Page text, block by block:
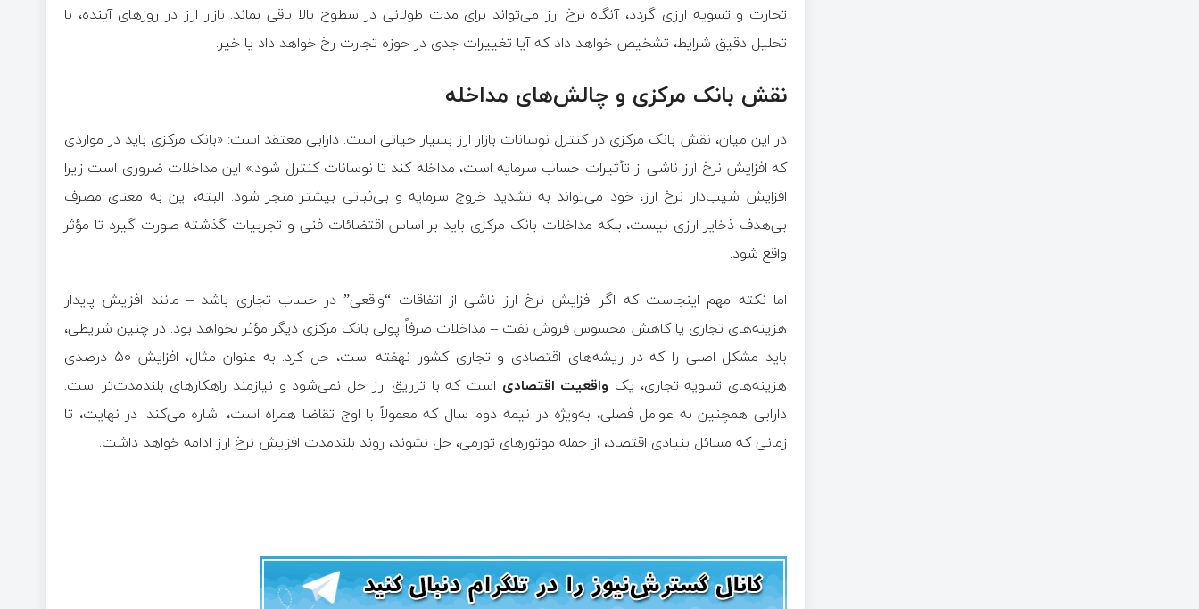
تجارت و تسویه ارزی گردد، آنگاه نرخ ارز می‌تواند برای مدت طولانی در سطوح بالا باقی بماند. بازار ارز در روزهای آینده، با
تحلیل دقیق شرایط، تشخیص خواهد داد که آیا تغییرات جدی در حوزه تجارت رخ خواهد داد یا خیر.
نقش بانک مرکزی و چالش‌های مداخله
در این میان، نقش بانک مرکزی در کنترل نوسانات بازار ارز بسیار حیاتی است. دارابی معتقد است: «بانک مرکزی باید در مواردی
که افزایش نرخ ارز ناشی از تأثیرات حساب سرمایه است، مداخله کند تا نوسانات کنترل شود.» این مداخلات ضروری است زیرا
افزایش شیب‌دار نرخ ارز، خود می‌تواند به تشدید خروج سرمایه و بی‌ثباتی بیشتر منجر شود. البته، این به معنای مصرف
بی‌هدف ذخایر ارزی نیست، بلکه مداخلات بانک مرکزی باید بر اساس اقتضائات فنی و تجربیات گذشته صورت گیرد تا مؤثر
واقع شود.
اما نکته مهم اینجاست که اگر افزایش نرخ ارز ناشی از اتفاقات “واقعی” در حساب تجاری باشد – مانند افزایش پایدار
هزینه‌های تجاری یا کاهش محسوس فروش نفت – مداخلات صرفاً پولی بانک مرکزی دیگر مؤثر نخواهد بود. در چنین شرایطی،
باید مشکل اصلی را که در ریشه‌های اقتصادی و تجاری کشور نهفته است، حل کرد. به عنوان مثال، افزایش ۵۰ درصدی
هزینه‌های تسویه تجاری، یک واقعیت اقتصادی است که با تزریق ارز حل نمی‌شود و نیازمند راهکارهای بلندمدت‌تر است.
دارابی همچنین به عوامل فصلی، به‌ویژه در نیمه دوم سال که معمولاً با اوج تقاضا همراه است، اشاره می‌کند. در نهایت، تا
زمانی که مسائل بنیادی اقتصاد، از جمله موتورهای تورمی، حل نشوند، روند بلندمدت افزایش نرخ ارز ادامه خواهد داشت.